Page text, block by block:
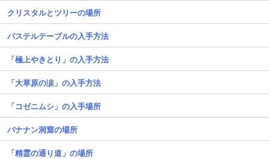
クリスタルとツリーの場所
パステルテーブルの入手方法
「極上やきとり」の入手方法
「大草原の涙」の入手方法
「コゼニムシ」の入手場所
バナナン洞窟の場所
「精霊の通り道」の場所